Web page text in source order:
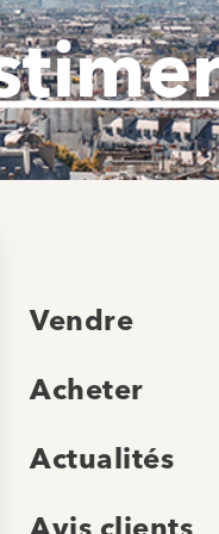
Vendre
Acheter
Actualités